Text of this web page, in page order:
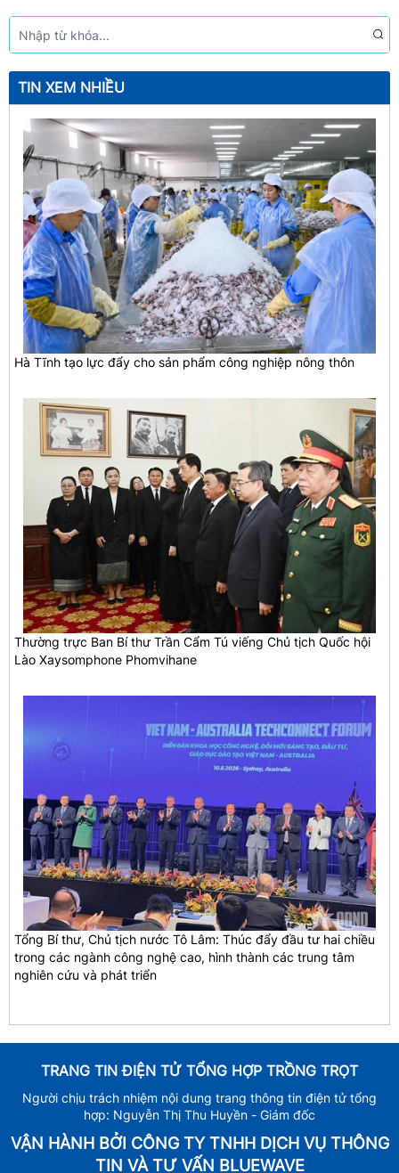
TIN XEM NHIỀU
Hà Tĩnh tạo lực đẩy cho sản phẩm công nghiệp nông thôn
Thường trực Ban Bí thư Trần Cẩm Tú viếng Chủ tịch Quốc hội
Lào Xaysomphone Phomvihane
Tổng Bí thư, Chủ tịch nước Tô Lâm: Thúc đẩy đầu tư hai chiều
trong các ngành công nghệ cao, hình thành các trung tâm
nghiên cứu và phát triển
TRANG TIN ĐIỆN TỬ TỔNG HỢP TRỒNG TRỌT
Người chịu trách nhiệm nội dung trang thông tin điện tử tổng
hợp: Nguyễn Thị Thu Huyền - Giám đốc
VẬN HÀNH BỞI CÔNG TY TNHH DỊCH VỤ THÔNG
TIN VÀ TƯ VẤN BLUEWAVE